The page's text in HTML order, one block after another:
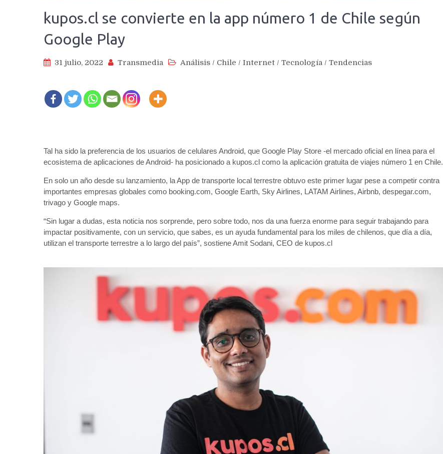
kupos.cl se convierte en la app número 1 de Chile según
Google Play
31 julio, 2022 Transmedia Análisis / Chile / Internet / Tecnología / Tendencias
Tal ha sido la preferencia de los usuarios de celulares Android, que Google Play Store -el mercado oficial en línea para el
ecosistema de aplicaciones de Android- ha posicionado a kupos.cl como la aplicación gratuita de viajes número 1 en Chile.
En solo un año desde su lanzamiento, la App de transporte local terrestre obtuvo este primer lugar pese a competir contra
importantes empresas globales como booking.com, Google Earth, Sky Airlines, LATAM Airlines, Airbnb, despegar.com,
trivago y Google maps.
“Sin lugar a dudas, esta noticia nos sorprende, pero sobre todo, nos da una fuerza enorme para seguir trabajando para
impactar positivamente, con un servicio, que sabes, es un ayuda fundamental para los miles de chilenos, que día a día,
utilizan el transporte terrestre a lo largo del país”, sostiene Amit Sodani, CEO de kupos.cl